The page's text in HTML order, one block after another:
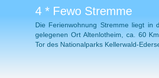
4 * Fewo Stremme
Die Ferienwohnung Stremme liegt in
gelegenen Ort Altenlotheim, ca. 60
Tor des Nationalparks Kellerwald-